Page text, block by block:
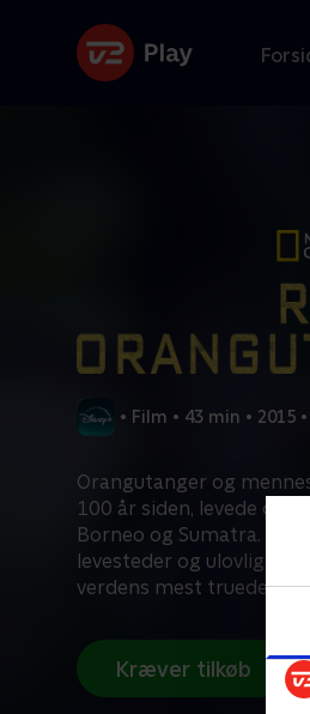
• Film • 43 min • 2015 •
Orangutanger og
100 år siden, levede der
Borneo og Sumatra.
levesteder og ulovlig
verdens mest truede
Kræver tilkøb